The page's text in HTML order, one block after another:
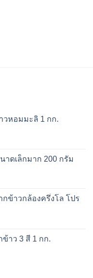
วหอมมะลิ 1 กก.
าดเล็กมาก 200 กรัม
ข้าวกล้องครึ่งโล โปร
ข้าว 3 สี 1 กก.